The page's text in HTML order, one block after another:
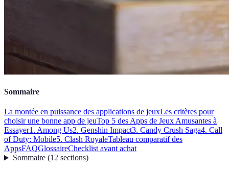
Sommaire
La montée en puissance des applications de jeuxLes critères pour
choisir une bonne app de jeuTop 5 des Apps de Jeux Amusantes à
Essayer1. Among Us2. Genshin Impact3. Candy Crush Saga4. Call
of Duty: Mobile5. Clash RoyaleTableau comparatif des
AppsFAQGlossaireChecklist avant achat
Sommaire(12 sections)